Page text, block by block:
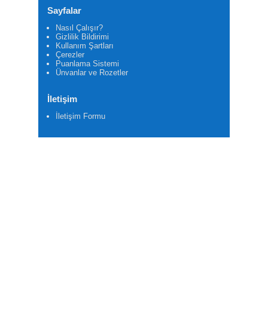
Sayfalar
Nasıl Çalışır?
Gizlilik Bildirimi
Kullanım Şartları
Çerezler
Puanlama Sistemi
Ünvanlar ve Rozetler
İletişim
İletişim Formu